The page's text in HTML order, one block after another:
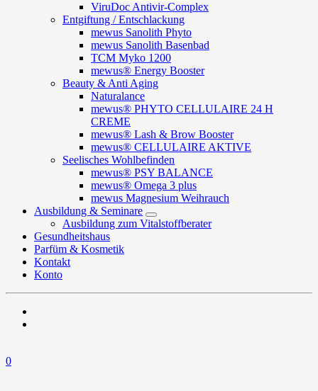
ViruDoc Antivir-Complex
Entgiftung / Entschlackung
mewus Sanolith Phyto
mewus Sanolith Basenbad
TCM Myko 1200
mewus® Energy Booster
Beauty & Anti Aging
Naturalance
mewus® PHYTO CELLULAIRE 24 H
CREME
mewus® Lash & Brow Booster
mewus® CELLULAIRE AKTIVE
Seelisches Wohlbefinden
mewus® PSY BALANCE
mewus® Omega 3 plus
mewus Magnesium Weihrauch
Ausbildung & Seminare
Ausbildung zum Vitalstoffberater
Gesundheitshaus
Parfüm & Kosmetik
Kontakt
Konto
0